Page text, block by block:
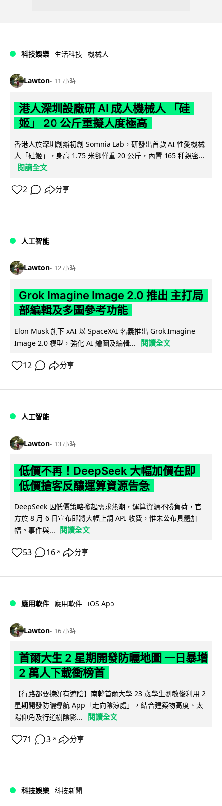
科技娛樂 生活科技 機械人
Lawton 11 小時
港人深圳設廠研 AI 成人機械人 「硅
姬」 20 公斤重擬人度極高
香港人於深圳創辦初創 Somnia Lab，研發出首款 AI 性愛機械
人「硅姬」，身高 1.75 米卻僅重 20 公斤，內置 165 種親密...
閱讀全文
2 分享
人工智能
Lawton 12 小時
Grok Imagine Image 2.0 推出 主打局
部編輯及多圖參考功能
Elon Musk 旗下 xAI 以 SpaceXAI 名義推出 Grok Imagine
Image 2.0 模型，強化 AI 繪圖及編輯...
閱讀全文
12 分享
人工智能
Lawton 13 小時
低價不再！DeepSeek 大幅加價在即
低價搶客反釀運算資源告急
DeepSeek 因低價策略掀起需求熱潮，運算資源不勝負荷，官
方於 8 月 6 日宣布即將大幅上調 API 收費，惟未公布具體加
幅。事件與...
閱讀全文
53 16 ↗ 分享
應用軟件 應用軟件 iOS App
Lawton 16 小時
首爾大生 2 星期開發防曬地圖 一日暴增
2 萬人下載衝榜首
【行路都要揀好有遮陰】南韓首爾大學 23 歲學生劉敏俊利用 2
星期開發防曬導航 App「走向陰涼處」，結合建築物高度、太
陽仰角及行道樹陰影...
閱讀全文
71 3 ↗ 分享
科技娛樂 科技新聞